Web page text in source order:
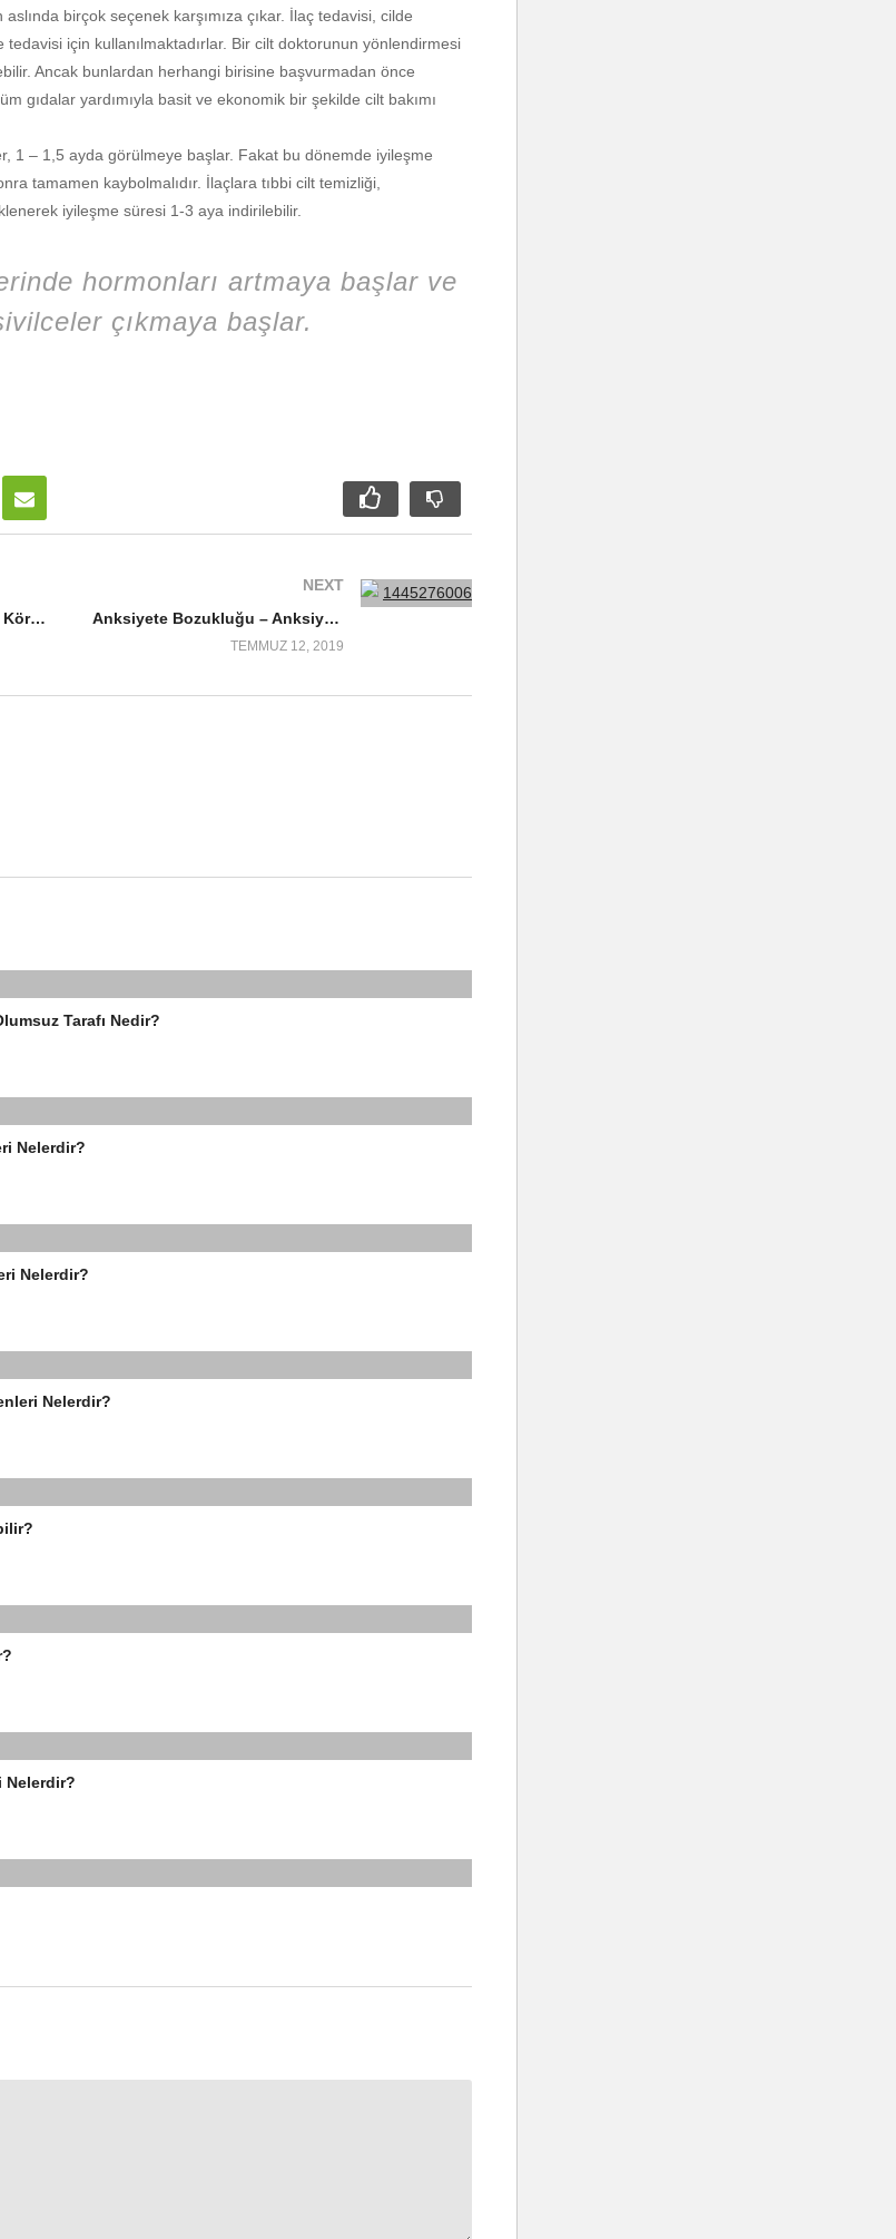
birçok seçenek karşımıza çıkar. İlaç tedavisi, cilde
için kullanılmaktadırlar. Bir cilt doktorunun yönlendirmesi
Ancak bunlardan herhangi birisine başvurmadan önce
gıdalar yardımıyla basit ve ekonomik bir şekilde cilt bakımı
1 – 1,5 ayda görülmeye başlar. Fakat bu dönemde iyileşme
tamamen kaybolmalıdır. İlaçlara tıbbi cilt temizliği,
iyileşme süresi 1-3 aya indirilebilir.
hormonları artmaya başlar ve
çıkmaya başlar.
Renk Körlüğü Nedir? Renk Körlüğü Testi – Renk Körlüğü Belirtileri
NEXT
Anksiyete Bozukluğu – Anksiyete Bozukluğu Nedir ?
TEMMUZ 12, 2019
Tarafı Nedir?
Nelerdir?
Nelerdir?
Nelerdir?
Nelerdir?